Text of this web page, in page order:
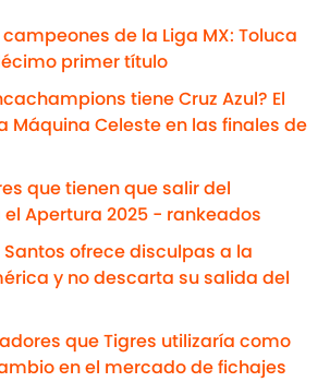
campeones de la Liga MX: Toluca
primer título
tiene Cruz Azul? El
Máquina Celeste en las finales de
que tienen que salir del
Apertura 2025 - rankeados
ofrece disculpas a la
y no descarta su salida del
que Tigres utilizaría como
en el mercado de fichajes